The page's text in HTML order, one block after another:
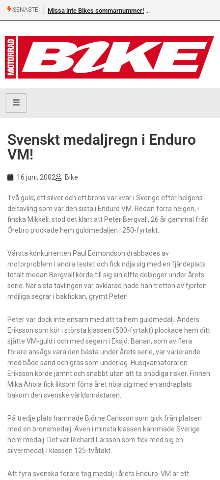
SENASTE Missa inte Bikes sommarnummer!
Svenskt medaljregn i Enduro
VM!
16 juni, 2002 Bike
Två guld, ett silver och ett brons var kvar i Sverige efter helgens
deltävling som var den sista i Enduro VM. Redan förra helgen, i
finska Mikkeli, stod det klart att Peter Bergvall, 26 år gammal från
Örebro plockade hem guldmedaljen i 250-fyrtakt.
Värsta konkurrenten Paul Edmondson drabbades av
motorproblem i andra testet och fick nöja sig med en fjärdeplats
totalt medan Bergvall körde till sig sin elfte delseger under årets
serie. När sista tävlingen var avklarad hade han tretton av fjorton
möjliga segrar i bakfickan, grymt Peter!
Peter var dock inte ensam med att ta hem guldmedalj. Anders
Eriksson som kör i största klassen (500-fyrtakt) plockade hem ditt
sjätte VM-guld i och med segern i Eksjö. Banan, som av flera
förare ansågs vara den bästa under årets serie, var varierande
med både sand och gräs som underlag. Husqvarnaföraren
Eriksson körde jämnt och snabbt utan att ta onödiga risker. Finnen
Mika Ahola fick liksom förra året nöja sig med en andraplats
bakom den svenske världsmästaren.
På tredje plats hamnade Björne Carlsson som gick från platsen
med en bronsmedalj. Även i minsta klassen kammade Sverige
hem medalj. Det var Richard Larsson som fick med sig en
silvermedalj i klassen 125-tvåtakt.
Att fyra svenska förare tog medalj i årets Enduro-VM är ett